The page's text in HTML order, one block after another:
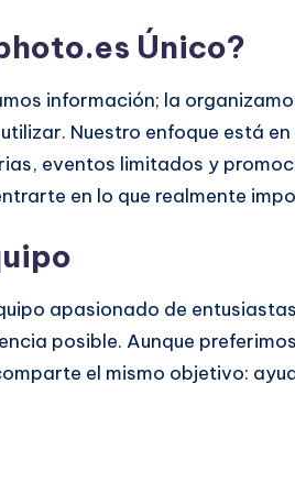
Único?
información; la
Nuestro enfoque está
eventos limitados y
en lo que realmente
apasionado de
posible. Aunque
el mismo objetivo: